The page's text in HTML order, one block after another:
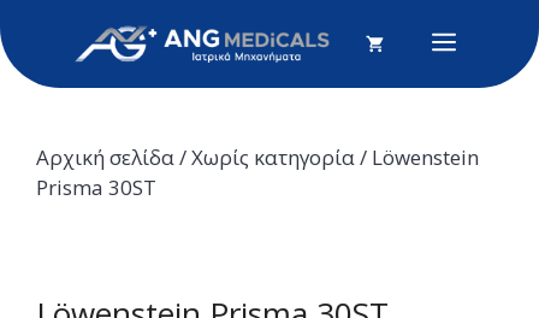
σε
περιεχόμενο
Menu
Αρχική σελίδα/Χωρίς κατηγορία/ Löwenstein
Prisma 30ST